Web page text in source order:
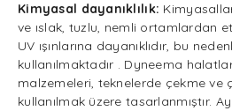
Kimyasal dayanıklılık:
ve ıslak, tuzlu, nemli ortamlardan
UV ışınlarına dayanıklıdır, bu
kullanılmaktadır . Dyneema
malzemeleri, teknelerde çekme ve
kullanılmak üzere tasarlanmıştır.